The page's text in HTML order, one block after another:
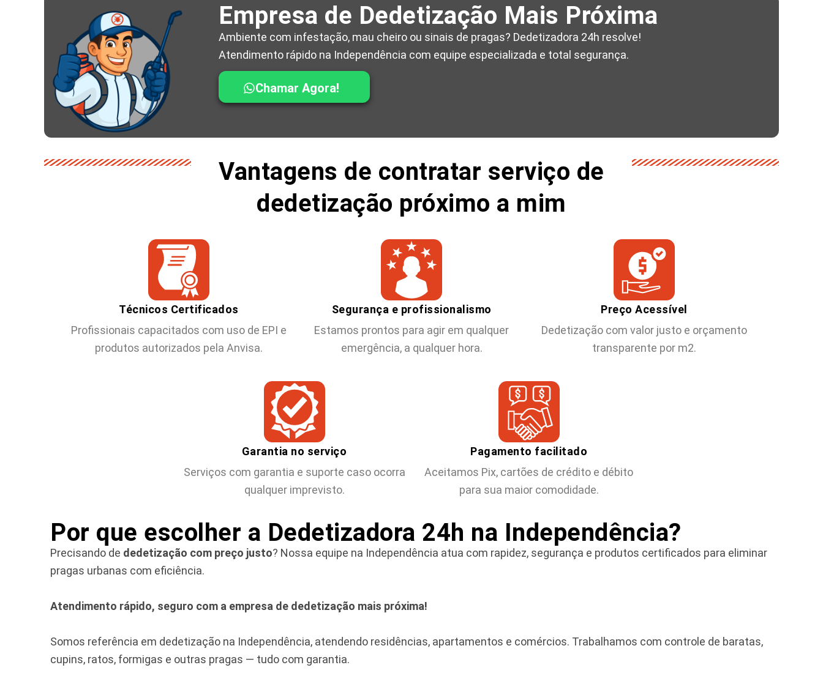
Empresa de Dedetização Mais Próxima
Ambiente com infestação, mau cheiro ou sinais de pragas? Dedetizadora 24h resolve!
Atendimento rápido na Independência com equipe especializada e total segurança.
Chamar Agora!
Vantagens de contratar serviço de
dedetização próximo a mim
Técnicos Certificados
Profissionais capacitados com uso de EPI e
produtos autorizados pela Anvisa.
Segurança e profissionalismo
Estamos prontos para agir em qualquer
emergência, a qualquer hora.
Preço Acessível
Dedetização com valor justo e orçamento
transparente por m2.
Garantia no serviço
Serviços com garantia e suporte caso ocorra
qualquer imprevisto.
Pagamento facilitado
Aceitamos Pix, cartões de crédito e débito
para sua maior comodidade.
Por que escolher a Dedetizadora 24h na Independência?
Precisando de dedetização com preço justo? Nossa equipe na Independência atua com rapidez, segurança e produtos certificados para eliminar
pragas urbanas com eficiência.
Atendimento rápido, seguro com a empresa de dedetização mais próxima!
Somos referência em dedetização na Independência, atendendo residências, apartamentos e comércios. Trabalhamos com controle de baratas,
cupins, ratos, formigas e outras pragas — tudo com garantia.